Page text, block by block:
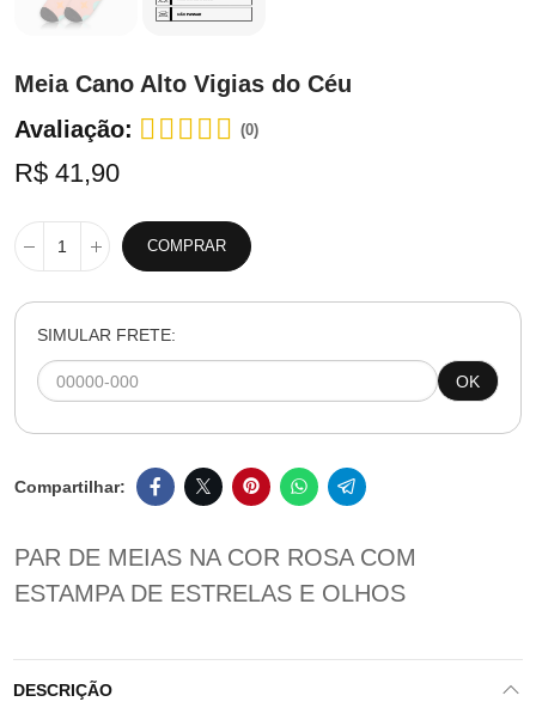
Meia Cano Alto Vigias do Céu
Avaliação:
(0)
R$ 41,90
COMPRAR
SIMULAR FRETE:
OK
PAR DE MEIAS NA COR ROSA COM
ESTAMPA DE ESTRELAS E OLHOS
DESCRIÇÃO